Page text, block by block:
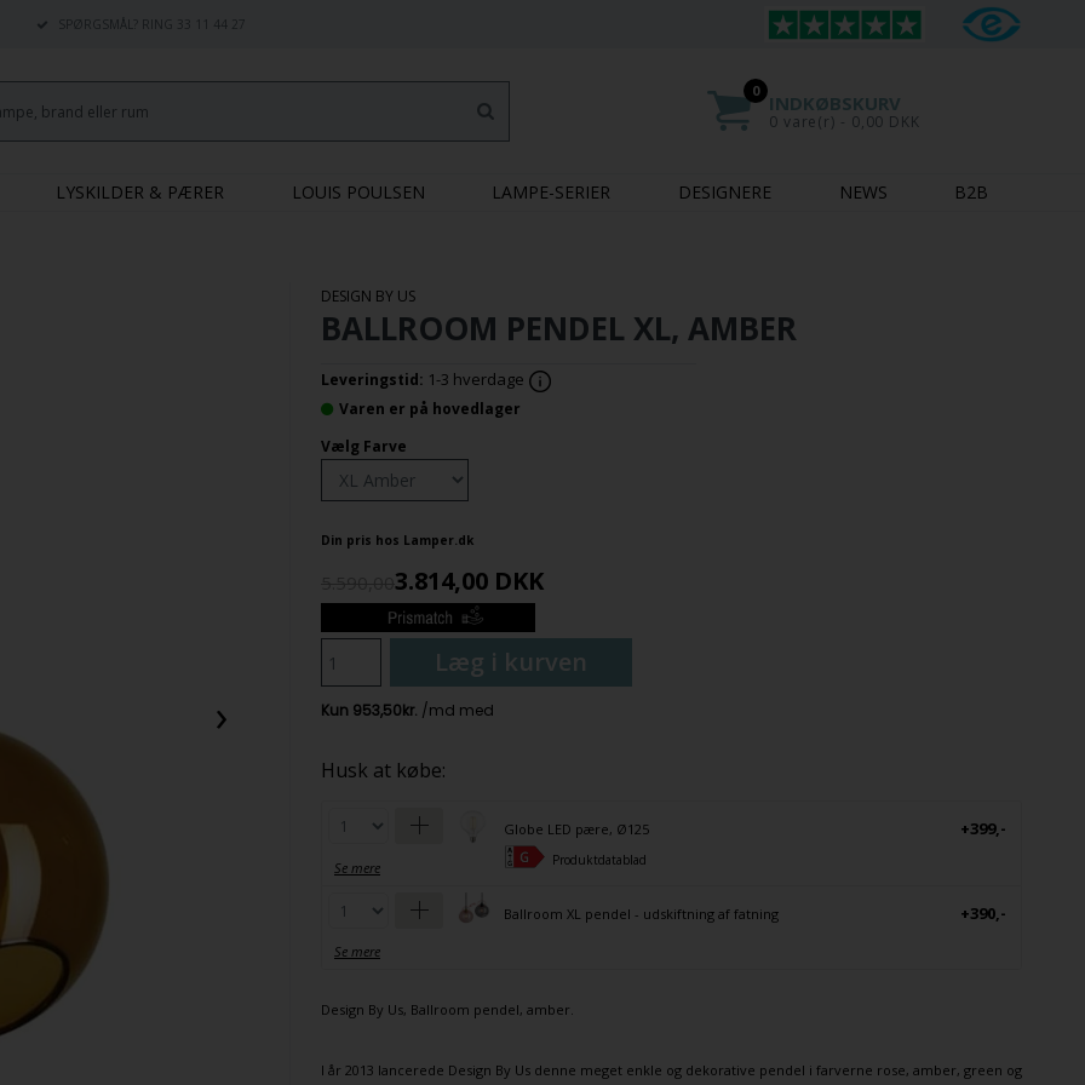
SPØRGSMÅL? RING 33 11 44 27
0
INDKØBSKURV
0 vare(r) - 0,00 DKK
LYSKILDER & PÆRER LOUIS POULSEN LAMPE-SERIER DESIGNERE NEWS B2B
›
DESIGN BY US
BALLROOM PENDEL XL, AMBER
Leveringstid: 1-3 hverdage
Varen er på hovedlager
Vælg Farve
Din pris hos Lamper.dk
3.814,00 DKK
Læg i kurven
Husk at købe:
Se mere
Globe LED pære, Ø125
Produktdatablad
+399,-
Se mere
Ballroom XL pendel - udskiftning af fatning +390,-
Design By Us, Ballroom pendel, amber.
I år 2013 lancerede Design By Us denne meget enkle og dekorative pendel i farverne rose, amber, green og